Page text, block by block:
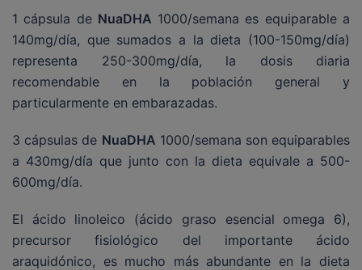
1 cápsula de NuaDHA 1000/semana es equiparable a
140mg/día, que sumados a la dieta (100-150mg/día)
representa 250-300mg/día, la dosis diaria
recomendable en la población general y
particularmente en embarazadas.
3 cápsulas de NuaDHA 1000/semana son equiparables
a 430mg/día que junto con la dieta equivale a 500-
600mg/día.
El ácido linoleico (ácido graso esencial omega 6),
precursor fisiológico del importante ácido
araquidónico, es mucho más abundante en la dieta